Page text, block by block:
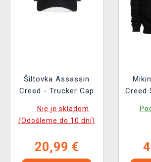
Šiltovka Assassin
Creed - Trucker Cap
Nie je skladom
(Odošleme do 10 dní)
20,99 €
Creed